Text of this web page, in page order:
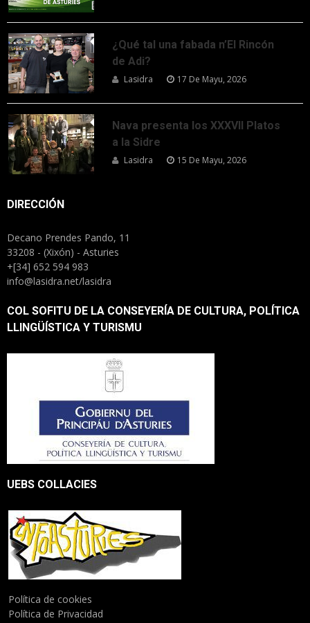
¿Qué tal una fabada n’El Rincón
de Adi?
Lasidra 17 De Mayu, 2026
Nava presenta los XXXVII Platos
a la Sidre
Lasidra 15 De Mayu, 2026
DIRECCIÓN
Decano Prendes Pando, 11
33208 - (Xixón) - Asturies
+[34] 652 594 983
info@lasidra.net/lasidra
COL SOFITU DE LA CONSEYERÍA DE CULTURA, POLÍTICA
LLINGÜÍSTICA Y TURISMU
UEBS COLLACIES
Política de cookies
Política de Privacidad